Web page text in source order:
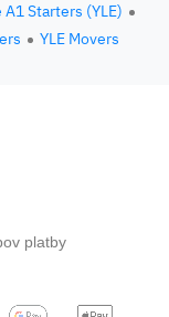
A1 Starters (YLE)
YLE Movers
platby